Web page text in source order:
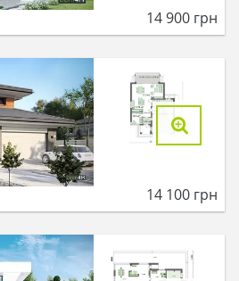
14 900 грн
14 100 грн